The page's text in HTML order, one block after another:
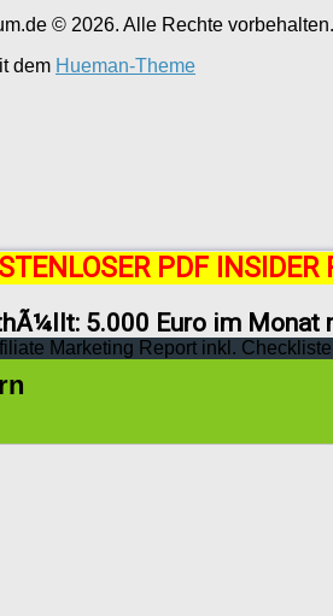
© 2026. Alle Rechte vorbehalten.
dem Hueman-Theme
PDF INSIDER
5.000 Euro im
Marketing Report inkl. Checkliste